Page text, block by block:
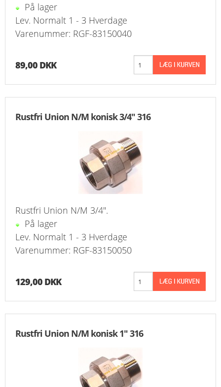
På lager
Lev. Normalt 1 - 3 Hverdage
Varenummer: RGF-83150040
89,00 DKK
Rustfri Union N/M konisk 3/4" 316
Rustfri Union N/M 3/4".
På lager
Lev. Normalt 1 - 3 Hverdage
Varenummer: RGF-83150050
129,00 DKK
Rustfri Union N/M konisk 1" 316